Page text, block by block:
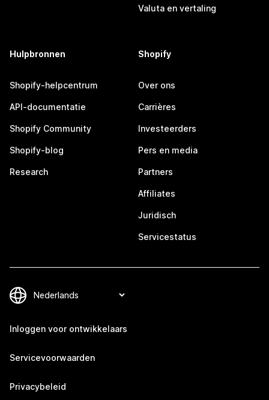
Valuta en vertaling
Hulpbronnen
Shopify-helpcentrum
API-documentatie
Shopify Community
Shopify-blog
Research
Shopify
Over ons
Carrières
Investeerders
Pers en media
Partners
Affiliates
Juridisch
Servicestatus
Inloggen voor ontwikkelaars
Servicevoorwaarden
Privacybeleid